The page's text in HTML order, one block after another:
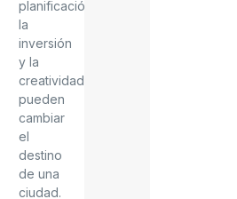
planificación,
la
inversión
y la
creatividad
pueden
cambiar
el
destino
de una
ciudad.